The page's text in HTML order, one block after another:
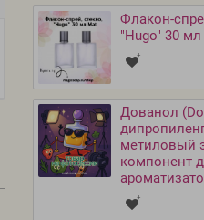
Флакон-
"Hugo" 30
Дованол
метиловый
компонент